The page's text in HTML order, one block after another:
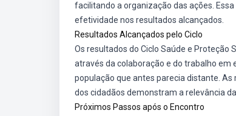
facilitando a organização das ações.
efetividade nos resultados alcançados.
Resultados Alcançados pelo Ciclo
Os resultados do Ciclo Saúde e Proteção
através da colaboração e do trabalho
população que antes parecia distante.
dos cidadãos demonstram a relevância
Próximos Passos após o Encontro